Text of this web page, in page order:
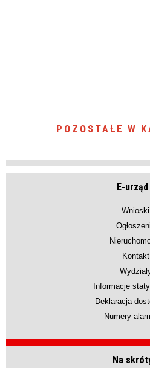
POZOSTAŁE W
E-urząd
Wnioski
Kontakt
Informacje
Deklaracja
Numery
Na